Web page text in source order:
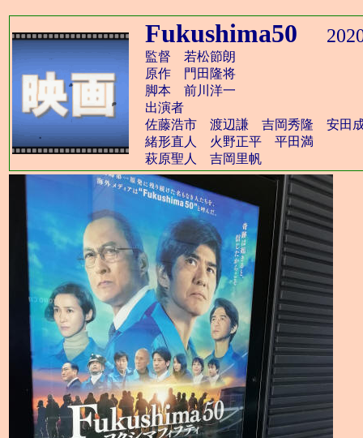
Fukushima50
監督 若松節朗
原作 門田隆将
脚本 前川洋一
出演者
佐藤浩市 渡辺謙 吉岡秀隆 安田
緒形直人 火野正平 平田満
萩原聖人 吉岡里帆